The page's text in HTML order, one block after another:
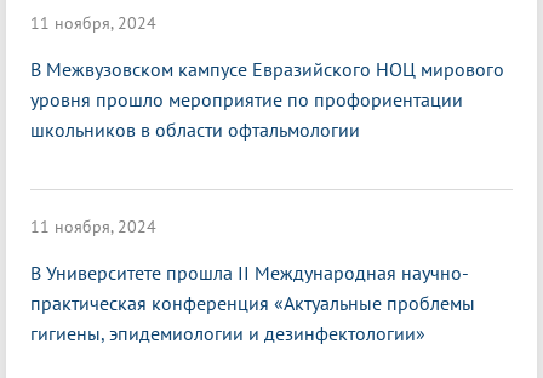
11 ноября, 2024
В Межвузовском кампусе Евразийского НОЦ мирового
уровня прошло мероприятие по профориентации
школьников в области офтальмологии
11 ноября, 2024
В Университете прошла II Международная научно-
практическая конференция «Актуальные проблемы
гигиены, эпидемиологии и дезинфектологии»